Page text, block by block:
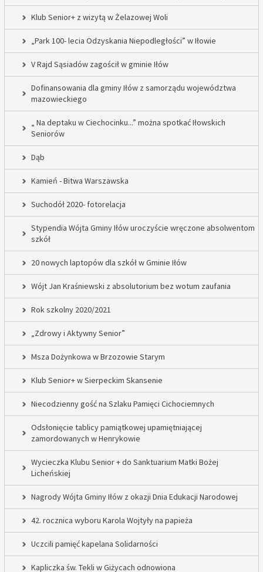
Klub Senior+ z wizytą w Żelazowej Woli
„Park 100- lecia Odzyskania Niepodległości” w Iłowie
V Rajd Sąsiadów zagościł w gminie Iłów
Dofinansowania dla gminy Iłów z samorządu województwa
mazowieckiego
„ Na deptaku w Ciechocinku...” można spotkać Iłowskich
Seniorów
Dąb
Kamień - Bitwa Warszawska
Suchodół 2020- fotorelacja
Stypendia Wójta Gminy Iłów uroczyście wręczone absolwentom
szkół
20 nowych laptopów dla szkół w Gminie Iłów
Wójt Jan Kraśniewski z absolutorium bez wotum zaufania
Rok szkolny 2020/2021
„Zdrowy i Aktywny Senior”
Msza Dożynkowa w Brzozowie Starym
Klub Senior+ w Sierpeckim Skansenie
Niecodzienny gość na Szlaku Pamięci Cichociemnych
Odsłonięcie tablicy pamiątkowej upamiętniającej
zamordowanych w Henrykowie
Wycieczka Klubu Senior + do Sanktuarium Matki Bożej
Licheńskiej
Nagrody Wójta Gminy Iłów z okazji Dnia Edukacji Narodowej
42. rocznica wyboru Karola Wojtyły na papieża
Uczcili pamięć kapelana Solidarności
Kapliczka św. Tekli w Giżycach odnowiona